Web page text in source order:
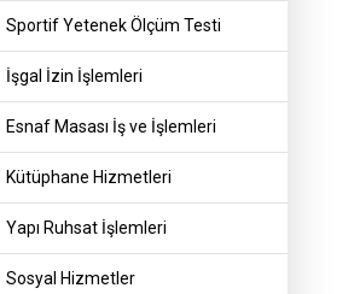
Sportif Yetenek Ölçüm Testi
İşgal İzin İşlemleri
Esnaf Masası İş ve İşlemleri
Kütüphane Hizmetleri
Yapı Ruhsat İşlemleri
Sosyal Hizmetler